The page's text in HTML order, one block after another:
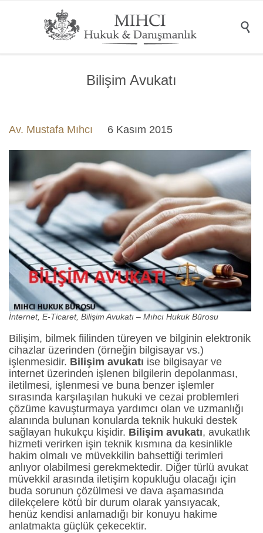

Bilişim Avukatı
Av. Mustafa Mıhcı 6 Kasım 2015
İnternet, E-Ticaret, Bilişim Avukatı – Mıhcı Hukuk Bürosu
Bilişim, bilmek fiilinden türeyen ve bilginin elektronik
cihazlar üzerinden (örneğin bilgisayar vs.)
işlenmesidir. Bilişim avukatı ise bilgisayar ve
internet üzerinden işlenen bilgilerin depolanması,
iletilmesi, işlenmesi ve buna benzer işlemler
sırasında karşılaşılan hukuki ve cezai problemleri
çözüme kavuşturmaya yardımcı olan ve uzmanlığı
alanında bulunan konularda teknik hukuki destek
sağlayan hukukçu kişidir. Bilişim avukatı, avukatlık
hizmeti verirken işin teknik kısmına da kesinlikle
hakim olmalı ve müvekkilin bahsettiği terimleri
anlıyor olabilmesi gerekmektedir. Diğer türlü avukat
müvekkil arasında iletişim kopukluğu olacağı için
buda sorunun çözülmesi ve dava aşamasında
dilekçelere kötü bir durum olarak yansıyacak,
henüz kendisi anlamadığı bir konuyu hakime
anlatmakta güçlük çekecektir.